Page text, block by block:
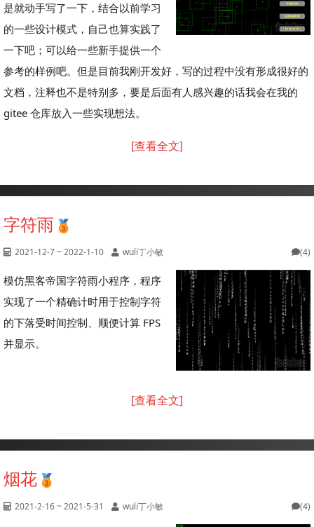
是就动手写了一下，结合以前学习
的一些设计模式，自己也算实践了
一下吧；可以给一些新手提供一个
参考的样例吧。但是目前我刚开发好，写的过程中没有形成很好的
文档，注释也不是特别多，要是后面有人感兴趣的话我会在我的
gitee 仓库放入一些实现想法。
[查看全文]
字符雨
2021-12-7 ~ 2022-1-10 wuli丁小敏 (4)
模仿黑客帝国字符雨小程序，程序
实现了一个精确计时用于控制字符
的下落受时间控制、顺便计算 FPS
并显示。
[查看全文]
烟花
2021-2-16 ~ 2021-5-31 wuli丁小敏 (4)